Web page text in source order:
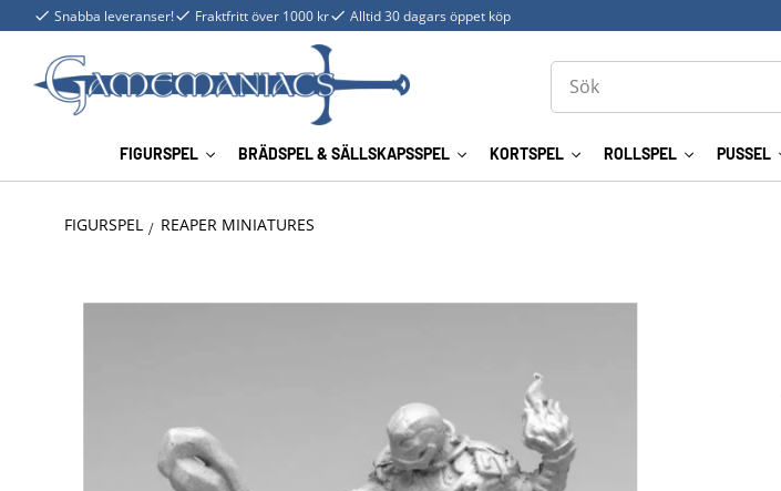
Snabba leveranser! Fraktfritt över 1000 kr Alltid 30 dagars öppet köp
FIGURSPEL BRÄDSPEL & SÄLLSKAPSSPEL KORTSPEL ROLLSPEL PUSSEL
FIGURSPEL REAPER MINIATURES